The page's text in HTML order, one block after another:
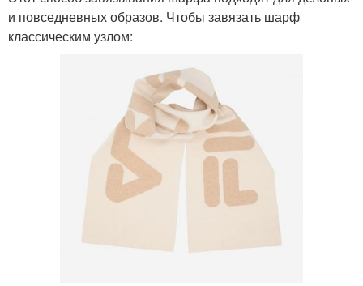
и повседневных образов. Чтобы завязать шарф
классическим узлом: